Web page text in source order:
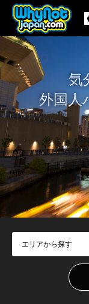
気
外国人
外国人の多く集まる
1人飲みでも、グルー
楽しもう！